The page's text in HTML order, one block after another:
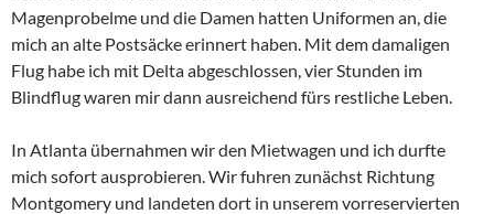
Magenprobelme und die Damen hatten Uniformen an, die
mich an alte Postsäcke erinnert haben. Mit dem damaligen
Flug habe ich mit Delta abgeschlossen, vier Stunden im
Blindflug waren mir dann ausreichend fürs restliche Leben.
In Atlanta übernahmen wir den Mietwagen und ich durfte
mich sofort ausprobieren. Wir fuhren zunächst Richtung
Montgomery und landeten dort in unserem vorreservierten